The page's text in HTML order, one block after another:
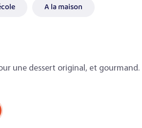
A la maison
une dessert original, et gourmand.